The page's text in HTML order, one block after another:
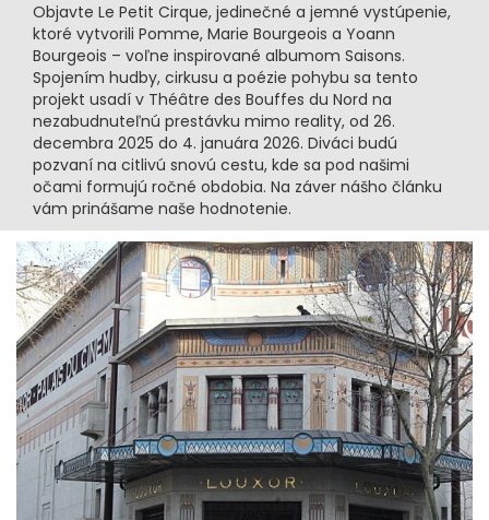
Objavte Le Petit Cirque, jedinečné a jemné vystúpenie,
ktoré vytvorili Pomme, Marie Bourgeois a Yoann
Bourgeois – voľne inspirované albumom Saisons.
Spojením hudby, cirkusu a poézie pohybu sa tento
projekt usadí v Théâtre des Bouffes du Nord na
nezabudnuteľnú prestávku mimo reality, od 26.
decembra 2025 do 4. januára 2026. Diváci budú
pozvaní na citlivú snovú cestu, kde sa pod našimi
očami formujú ročné obdobia. Na záver nášho článku
vám prinášame naše hodnotenie.